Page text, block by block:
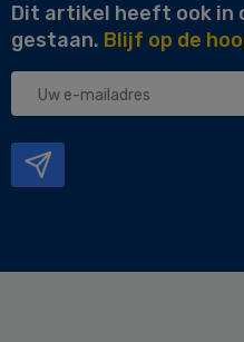
Dit artikel heeft ook in
gestaan. Blijf op de
Uw